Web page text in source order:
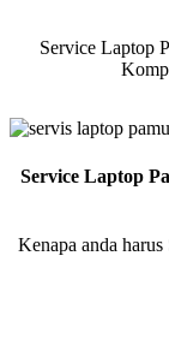
Service Laptop
Service Laptop
Kenapa anda